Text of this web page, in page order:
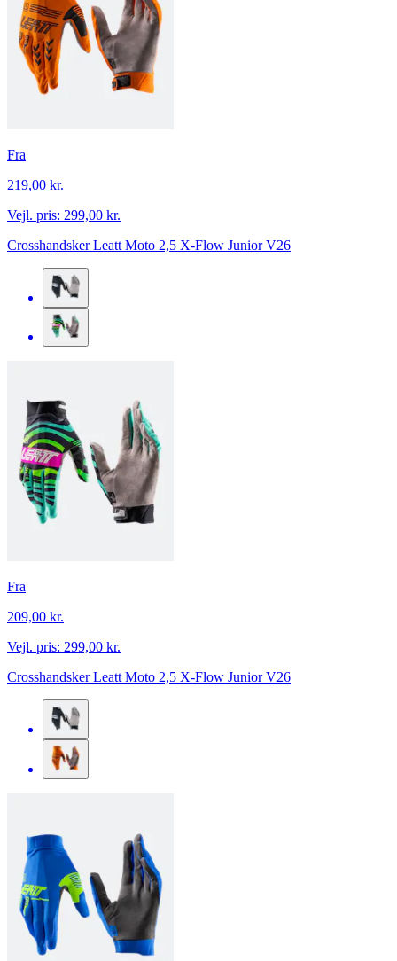
Fra
219,00 kr.
Vejl. pris: 299,00 kr.
Crosshandsker Leatt Moto 2,5 X-Flow Junior V26
Fra
209,00 kr.
Vejl. pris: 299,00 kr.
Crosshandsker Leatt Moto 2,5 X-Flow Junior V26